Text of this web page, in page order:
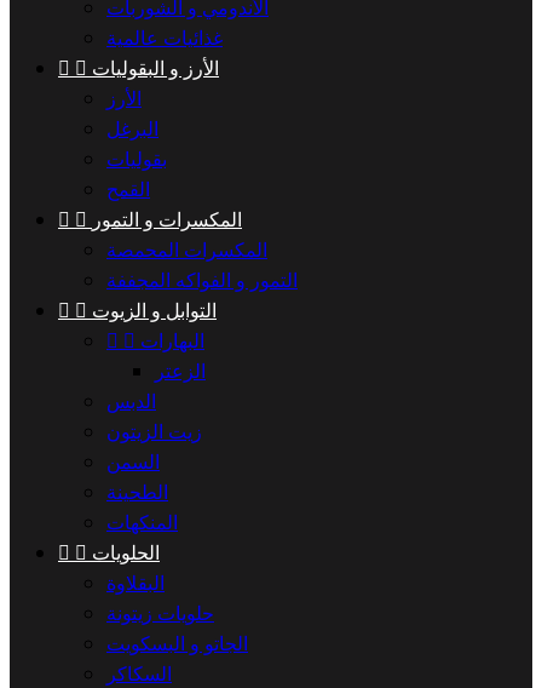
الأندومي و الشوربات
غذائيات عالمية
  الأرز و البقوليات
الأرز
البرغل
بقوليات
القمح
  المكسرات و التمور
المكسرات المحمصة
التمور و الفواكه المجففة
  التوابل و الزيوت
  البهارات
الزعتر
الدبس
زيت الزيتون
السمن
الطحينة
المنكهات
  الحلويات
البقلاوة
حلويات زيتونة
الجاتو و البسكويت
السكاكر